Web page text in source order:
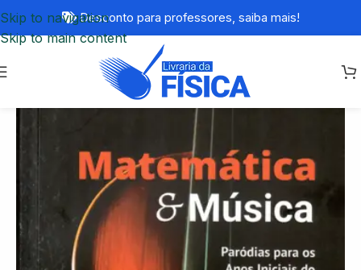
Skip to navigation
Skip to main content
Desconto para professores, saiba mais!